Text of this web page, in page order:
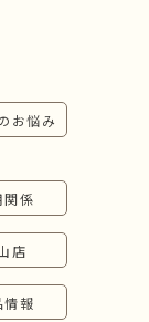
お悩み
関係
店
情報